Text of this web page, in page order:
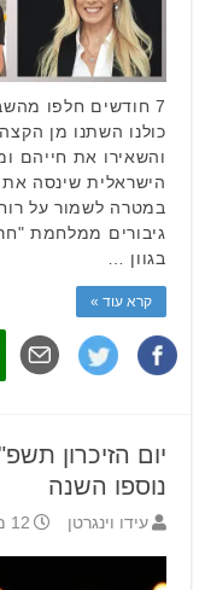
7 חודשים חלפו
כולנו השתנו מן
והשאירו את חייהם
הישראלית שינסה את
במטרה לשמור על
גיבורים ממלחמת
בגוון …
קרא עוד »
נוספו השנה
עידו וינגרטן 12 מאי 2024 15:27